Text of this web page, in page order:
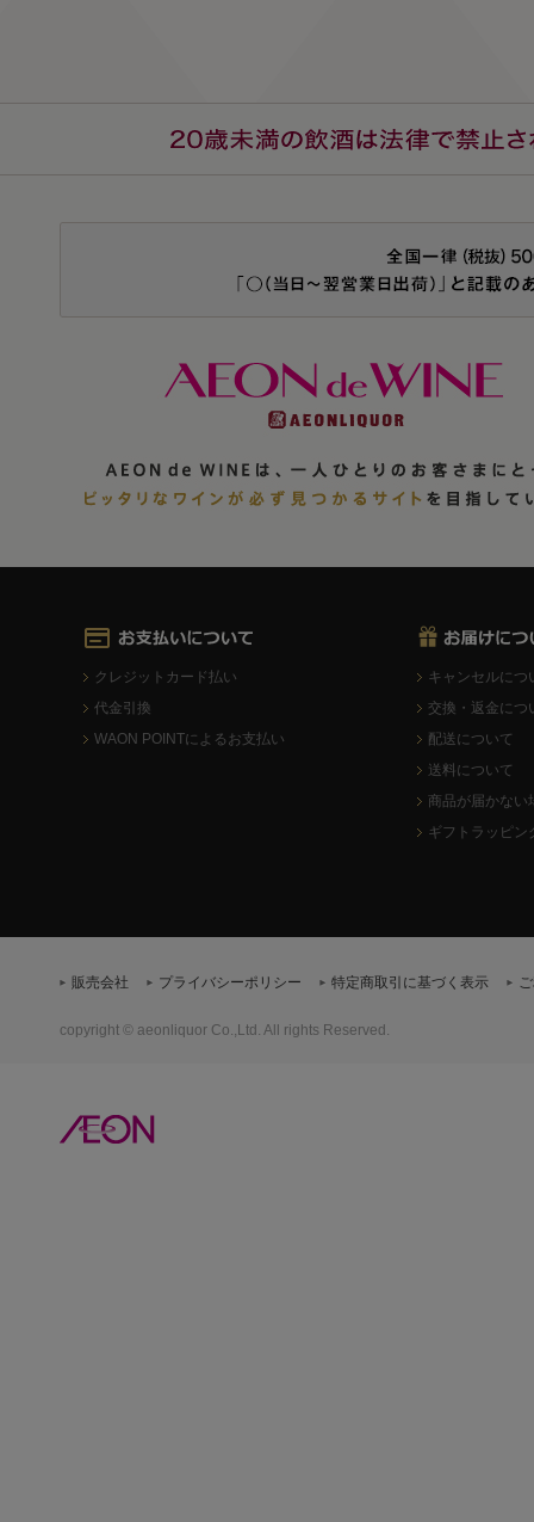
クレジットカード払い
代金引換
WAON POINTによるお支払い
キャンセルにつ
交換・返金につ
配送について
送料について
商品が届かない
ギフトラッピン
販売会社 プライバシーポリシー 特定商取引に基づく表示
copyright © aeonliquor Co.,Ltd. All rights Reserved.